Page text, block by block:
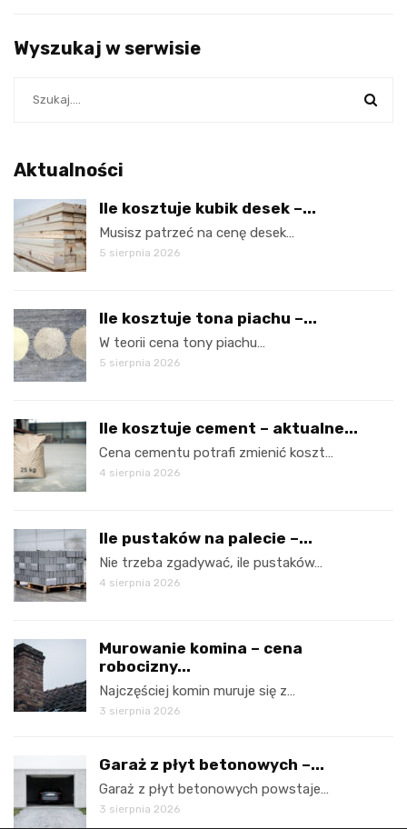
Wyszukaj w serwisie
Aktualności
Ile kosztuje kubik desek –...
Musisz patrzeć na cenę desek…
5 sierpnia 2026
Ile kosztuje tona piachu –...
W teorii cena tony piachu…
5 sierpnia 2026
Ile kosztuje cement – aktualne...
Cena cementu potrafi zmienić koszt…
4 sierpnia 2026
Ile pustaków na palecie –...
Nie trzeba zgadywać, ile pustaków…
4 sierpnia 2026
Murowanie komina – cena
robocizny...
Najczęściej komin muruje się z…
3 sierpnia 2026
Garaż z płyt betonowych –...
Garaż z płyt betonowych powstaje…
3 sierpnia 2026